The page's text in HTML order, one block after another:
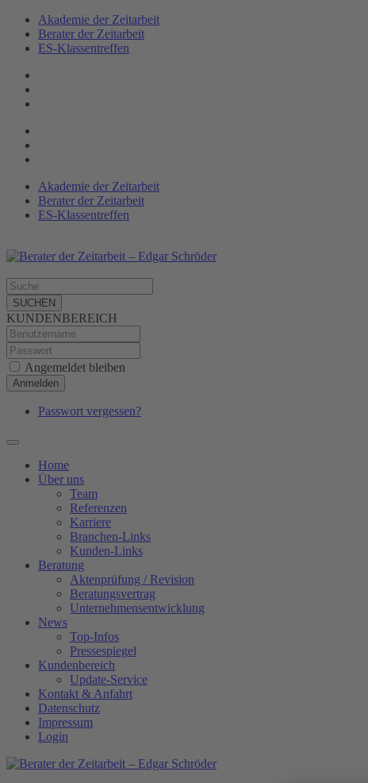
Akademie der Zeitarbeit
Berater der Zeitarbeit
ES-Klassen­treffen
Akademie der Zeitarbeit
Berater der Zeitarbeit
ES-Klassentreffen
SUCHEN
KUNDENBEREICH
Angemeldet bleiben
Anmelden
Passwort vergessen?
Home
Über uns
Team
Referenzen
Karriere
Branchen-Links
Kunden-Links
Beratung
Aktenprüfung / Revision
Beratungsvertrag
Unternehmensentwicklung
News
Top-Infos
Pressespiegel
Kundenbereich
Update-Service
Kontakt & Anfahrt
Datenschutz
Impressum
Login